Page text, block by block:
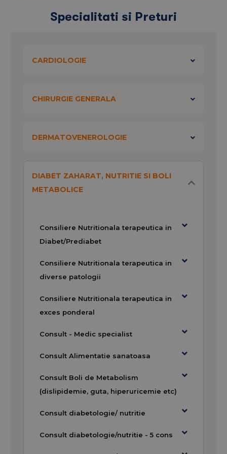
Program recoltare:
Luni-Vineri: 08:00 – 10:00
Specialitati si Preturi
CARDIOLOGIE
CHIRURGIE GENERALA
DERMATOVENEROLOGIE
DIABET ZAHARAT, NUTRITIE SI BOLI
METABOLICE
Consiliere Nutritionala terapeutica in
Diabet/Prediabet
Consiliere Nutritionala terapeutica in
diverse patologii
Consiliere Nutritionala terapeutica in
exces ponderal
Consult - Medic specialist
Consult Alimentatie sanatoasa
Consult Boli de Metabolism
(dislipidemie, guta, hiperuricemie etc)
Consult diabetologie/ nutritie
Consult diabetologie/nutritie - 5 cons